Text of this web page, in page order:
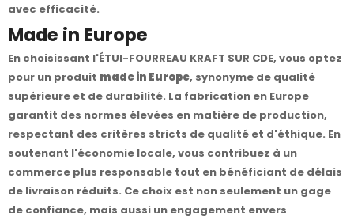
avec efficacité.
Made in Europe
En choisissant l'ÉTUI-FOURREAU KRAFT SUR CDE, vous optez
pour un produit made in Europe, synonyme de qualité
supérieure et de durabilité. La fabrication en Europe
garantit des normes élevées en matière de production,
respectant des critères stricts de qualité et d'éthique. En
soutenant l'économie locale, vous contribuez à un
commerce plus responsable tout en bénéficiant de délais
de livraison réduits. Ce choix est non seulement un gage
de confiance, mais aussi un engagement envers